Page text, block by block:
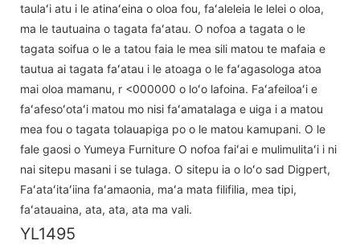
taulaʻi atu i le atinaʻeina o oloa fou, faʻaleleia le lelei o oloa,
ma le tautuaina o tagata faʻatau. O nofoa a tagata o le
tagata soifua o le a tatou faia le mea sili matou te mafaia e
tautua ai tagata faʻatau i le atoaga o le faʻagasologa atoa
mai oloa mamanu, r <000000 o loʻo lafoina. Faʻafeiloaʻi e
faʻafesoʻotaʻi matou mo nisi faʻamatalaga e uiga i a matou
mea fou o tagata tolauapiga po o le matou kamupani. O le
fale gaosi o Yumeya Furniture O nofoa faiʻai e mulimulitaʻi i ni
nai sitepu masani i se tulaga. O sitepu ia o loʻo sad Digpert,
Faʻataʻitaʻiina faʻamaonia, maʻa mata filifilia, mea tipi,
faʻatauaina, ata, ata, ata ma vali.
YL1495